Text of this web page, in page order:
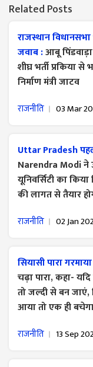
Related Posts
राजस्थान
जवाब :आबू
शीघ्र भर्ती प्रकिया
निर्माण मंत्री जाटव
राजनीति 03 Mar
Uttar Pradesh
Narendra Modi ने
यूनिवर्सिटी का
की लागत से तैयार
राजनीति 02 Jan
सियासी पारा
चढ़ा पारा, कहा-
तो जल्दी से बन
आया तो एक ही
राजनीति 13 Sep